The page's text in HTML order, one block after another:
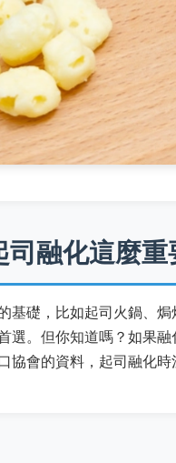
融化這麼重
基礎，比如起司火鍋、
選。但你知道嗎？如果
協會的資料，起司融化